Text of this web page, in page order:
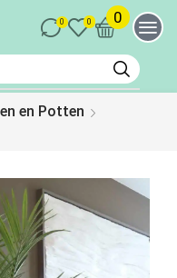
0 0 0
en Potten